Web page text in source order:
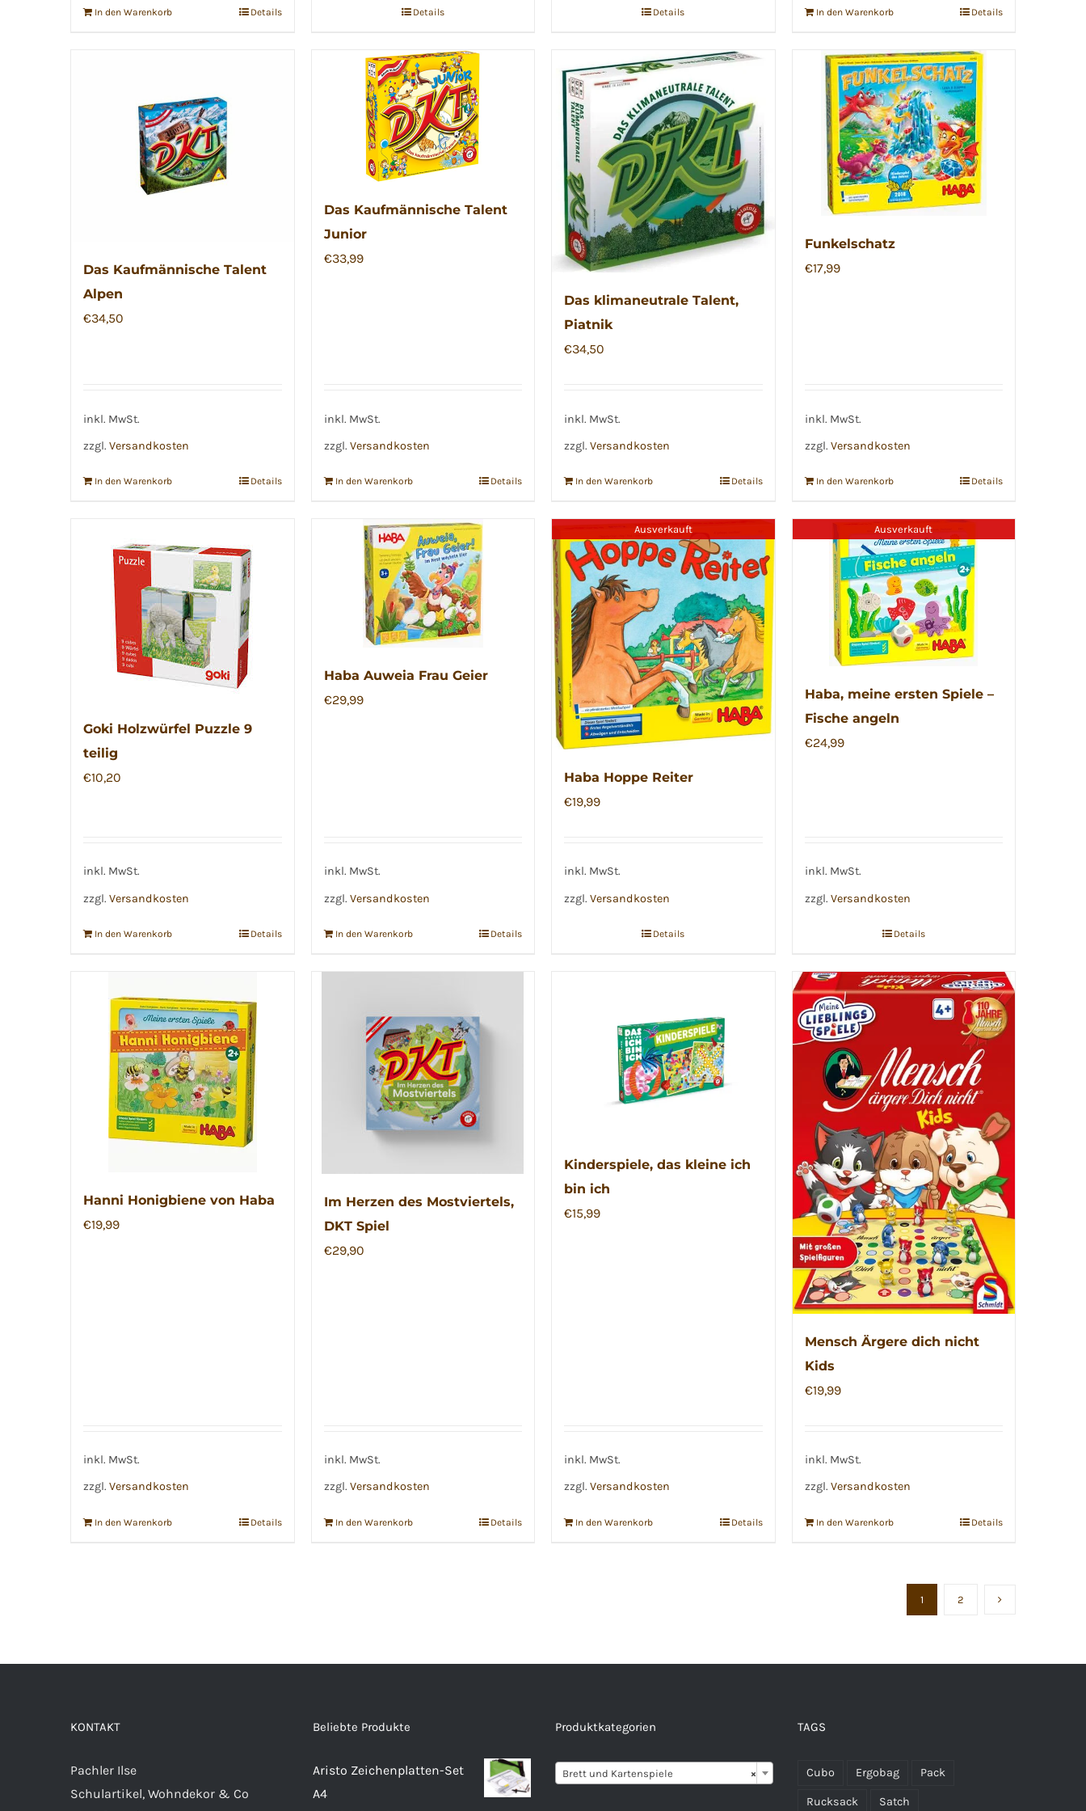
In den Warenkorb Details Details Details In den Warenkorb Details
Das Kaufmännische Talent
Alpen
€34,50
inkl. MwSt.
zzgl. Versandkosten
In den Warenkorb Details
Das Kaufmännische Talent
Junior
€33,99
inkl. MwSt.
zzgl. Versandkosten
In den Warenkorb Details
Das klimaneutrale Talent,
Piatnik
€34,50
inkl. MwSt.
zzgl. Versandkosten
In den Warenkorb Details
Funkelschatz
€17,99
inkl. MwSt.
zzgl. Versandkosten
In den Warenkorb Details
Goki Holzwürfel Puzzle 9
teilig
€10,20
inkl. MwSt.
zzgl. Versandkosten
In den Warenkorb Details
Haba Auweia Frau Geier
€29,99
inkl. MwSt.
zzgl. Versandkosten
In den Warenkorb Details
Ausverkauft
Haba Hoppe Reiter
€19,99
inkl. MwSt.
zzgl. Versandkosten
Details
Ausverkauft
Haba, meine ersten Spiele –
Fische angeln
€24,99
inkl. MwSt.
zzgl. Versandkosten
Details
Hanni Honigbiene von Haba
€19,99
inkl. MwSt.
zzgl. Versandkosten
In den Warenkorb Details
Im Herzen des Mostviertels,
DKT Spiel
€29,90
inkl. MwSt.
zzgl. Versandkosten
In den Warenkorb Details
Kinderspiele, das kleine ich
bin ich
€15,99
inkl. MwSt.
zzgl. Versandkosten
In den Warenkorb Details
Mensch Ärgere dich nicht
Kids
€19,99
inkl. MwSt.
zzgl. Versandkosten
In den Warenkorb Details
1 2
KONTAKT
Pachler Ilse
Schulartikel, Wohndekor & Co
Beliebte Produkte
Aristo Zeichenplatten-Set
A4
Produktkategorien
×
Brett und Kartenspiele
TAGS
Cubo Ergobag Pack
Rucksack Satch